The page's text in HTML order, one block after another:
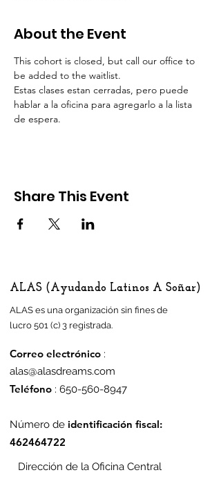
About the Event
This cohort is closed, but call our office to
be added to the waitlist.
Estas clases estan cerradas, pero puede
hablar a la oficina para agregarlo a la lista
de espera.
Share This Event
ALAS (Ayudando Latinos A Soñar)
ALAS es una organización sin fines de
lucro 501 (c) 3 registrada.
Correo electrónico :
alas@alasdreams.com
Teléfono : 650-560-8947
Número de identificación fiscal:
462464722
Dirección de la Oficina Central